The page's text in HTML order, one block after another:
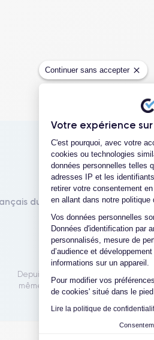
Continuer sans accepter
Votre expérience
Plateforme de
C'est pourquoi, avec votre
cookies ou technologies
données personnelles telles
adresses IP et les
retirer votre consentement
en allant dans notre politique
Vos données personnelles
Données d'identification par
personnalisés, mesure de
d’audience et
informations sur un appareil.
Pour modifier vos
de cookies' situé dans le pied
Lire la politique de
Les
du reconditionné. En
L'expert du reconditionné
Depuis 10 ans, nous reconditionnons
même tous nos produits pour un
de qualité.